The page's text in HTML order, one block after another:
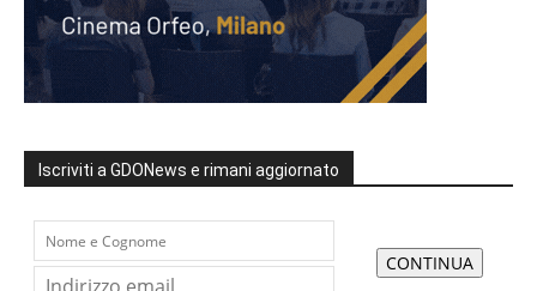
Iscriviti a GDONews e rimani aggiornato